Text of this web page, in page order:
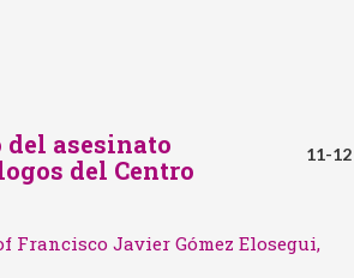
asesinato
del Centro
Javier Gómez Elosegui,
11-12